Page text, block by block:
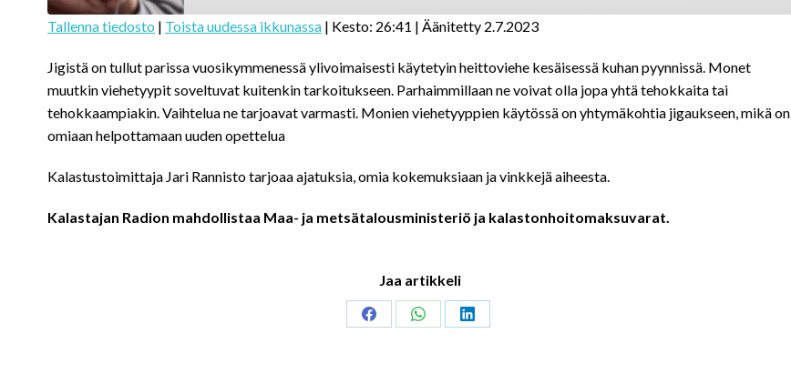
RSS FEED
LINK
Tallenna tiedosto | Toista uudessa ikkunassa | Kesto: 26:41 | Äänitetty 2.7.2023
Jigistä on tullut parissa vuosikymmenessä ylivoimaisesti käytetyin heittoviehe kesäisessä kuhan pyynnissä. Monet
muutkin viehetyypit soveltuvat kuitenkin tarkoitukseen. Parhaimmillaan ne voivat olla jopa yhtä tehokkaita tai
tehokkaampiakin. Vaihtelua ne tarjoavat varmasti. Monien viehetyyppien käytössä on yhtymäkohtia jigaukseen, mikä on
omiaan helpottamaan uuden opettelua
Kalastustoimittaja Jari Rannisto tarjoaa ajatuksia, omia kokemuksiaan ja vinkkejä aiheesta.
Kalastajan Radion mahdollistaa Maa- ja metsätalousministeriö ja kalastonhoitomaksuvarat.
Jaa artikkeli
Share
Share
Share